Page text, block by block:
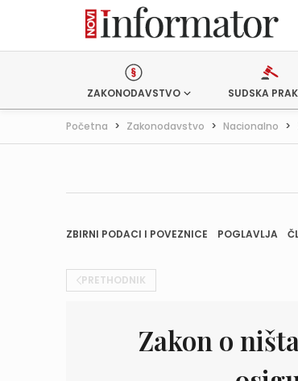
ZAKONODAVSTVO SUDSKA
Početna > Zakonodavstvo > Nacionalno >
ZBIRNI PODACI I POVEZNICE POGLAVLJA
PRETHODNIK
Zakon o